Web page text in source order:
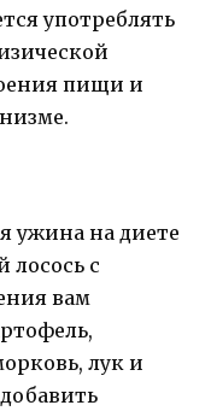
употреблять
пищи и
ужина на диете
с
вам
лук и